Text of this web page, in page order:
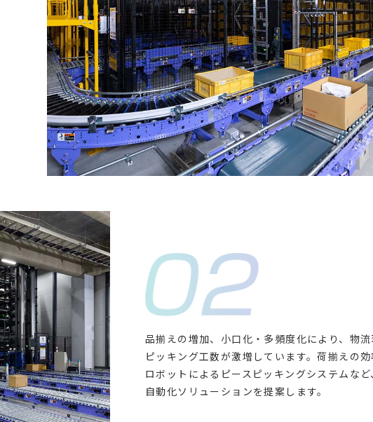
品揃えの増加、小口化・多頻度化により、物
ピッキング工数が激増しています。荷揃えの効
ロボットによるピースピッキングシステムなど
自動化ソリューションを提案します。